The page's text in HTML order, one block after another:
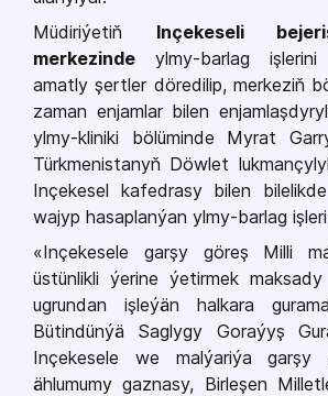
Müdiriýetiň Inçekeseli
merkezinde ylmy­-barlag
amatly şert­ler döredilip, merkeziň
zaman enjamlar bilen
ylmy­-kliniki bölüminde Myrat
Türkmenistanyň Döwlet
In­çekesel kafedrasy bilen
wajyp hasaplanýan ylmy-­barlag
«Inçekesele garşy göreş Milli
üstünlikli ýerine ýetirmek
ugrundan işleýän halkara
Bütindünýä Saglygy Goraýyş
Inçe­kesele we malýariýa garşy
ählumumy gaznasy, Bir­leşen